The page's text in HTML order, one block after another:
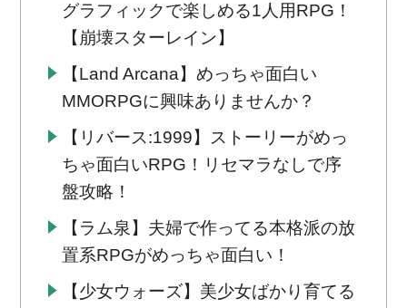
グラフィックで楽しめる1人用RPG！
【崩壊スターレイン】
【Land Arcana】めっちゃ面白い
MMORPGに興味ありませんか？
【リバース:1999】ストーリーがめっ
ちゃ面白いRPG！リセマラなしで序
盤攻略！
【ラム泉】夫婦で作ってる本格派の放
置系RPGがめっちゃ面白い！
【少女ウォーズ】美少女ばかり育てる